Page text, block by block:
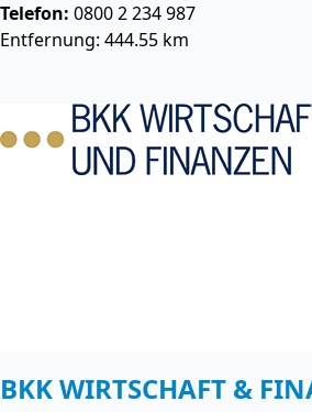
Telefon: 0800 2 234 987
Entfernung: 444.55 km
BKK WIRTSCHAFT &